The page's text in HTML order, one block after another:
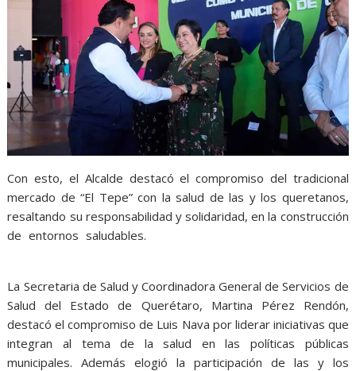
Con esto, el Alcalde destacó el compromiso del tradicional
mercado de “El Tepe” con la salud de las y los queretanos,
resaltando su responsabilidad y solidaridad, en la construcción
de entornos saludables.
La Secretaria de Salud y Coordinadora General de Servicios de
Salud del Estado de Querétaro, Martina Pérez Rendón,
destacó el compromiso de Luis Nava por liderar iniciativas que
integran al tema de la salud en las políticas públicas
municipales. Además elogió la participación de las y los